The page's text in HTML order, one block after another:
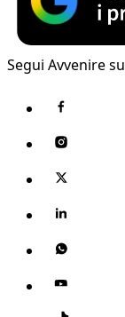
Segui Avvenire su